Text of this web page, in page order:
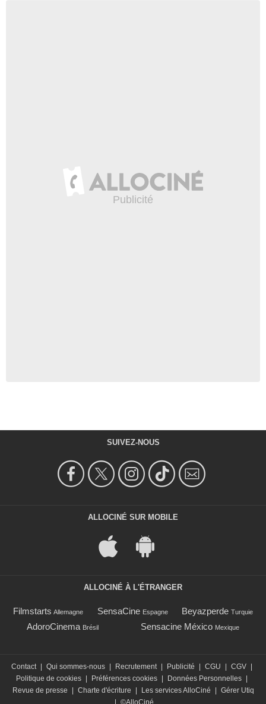
SUIVEZ-NOUS
ALLOCINÉ SUR MOBILE
ALLOCINÉ À L'ÉTRANGER
Filmstarts Allemagne SensaCine Espagne Beyazperde Turquie
AdoroCinema Brésil Sensacine México Mexique
Contact Qui sommes-nous Recrutement Publicité CGU CGV
Politique de cookies
Préférences cookies Données Personnelles
Revue de presse
Charte d'écriture Les services AlloCiné
Gérer Utiq